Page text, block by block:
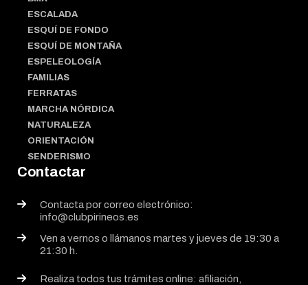
ESCALADA
ESQUÍ DE FONDO
ESQUÍ DE MONTAÑA
ESPELEOLOGÍA
FAMILIAS
FERRATAS
MARCHA NÓRDICA
NATURALEZA
ORIENTACIÓN
SENDERISMO
Contactar
Contacta por correo electrónico:
info@clubpirineos.es
Ven a vernos o llámanos martes y jueves de 19:30 a
21:30 h.
Realiza todos tus trámites online: afiliación,